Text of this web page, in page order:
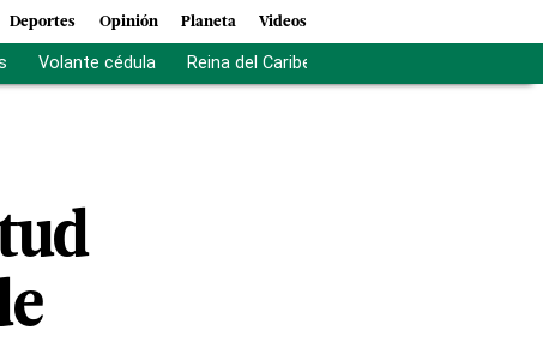
Deportes Opinión Planeta Videos
Volante cédula Reina del Caribe